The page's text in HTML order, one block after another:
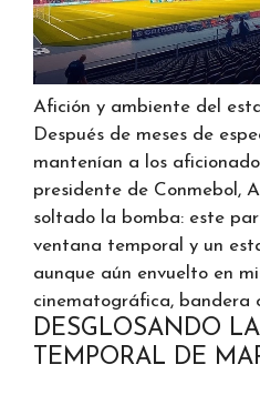
Afición y ambiente del
Después de meses de
mantenían a los
presidente de Conmebol,
soltado la bomba: este
ventana temporal y un
aunque aún envuelto en
cinematográfica, bandera
DESGLOSANDO
TEMPORAL DE